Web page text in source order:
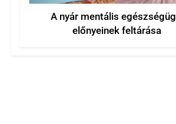
A nyár mentális
előnyeinek feltárása